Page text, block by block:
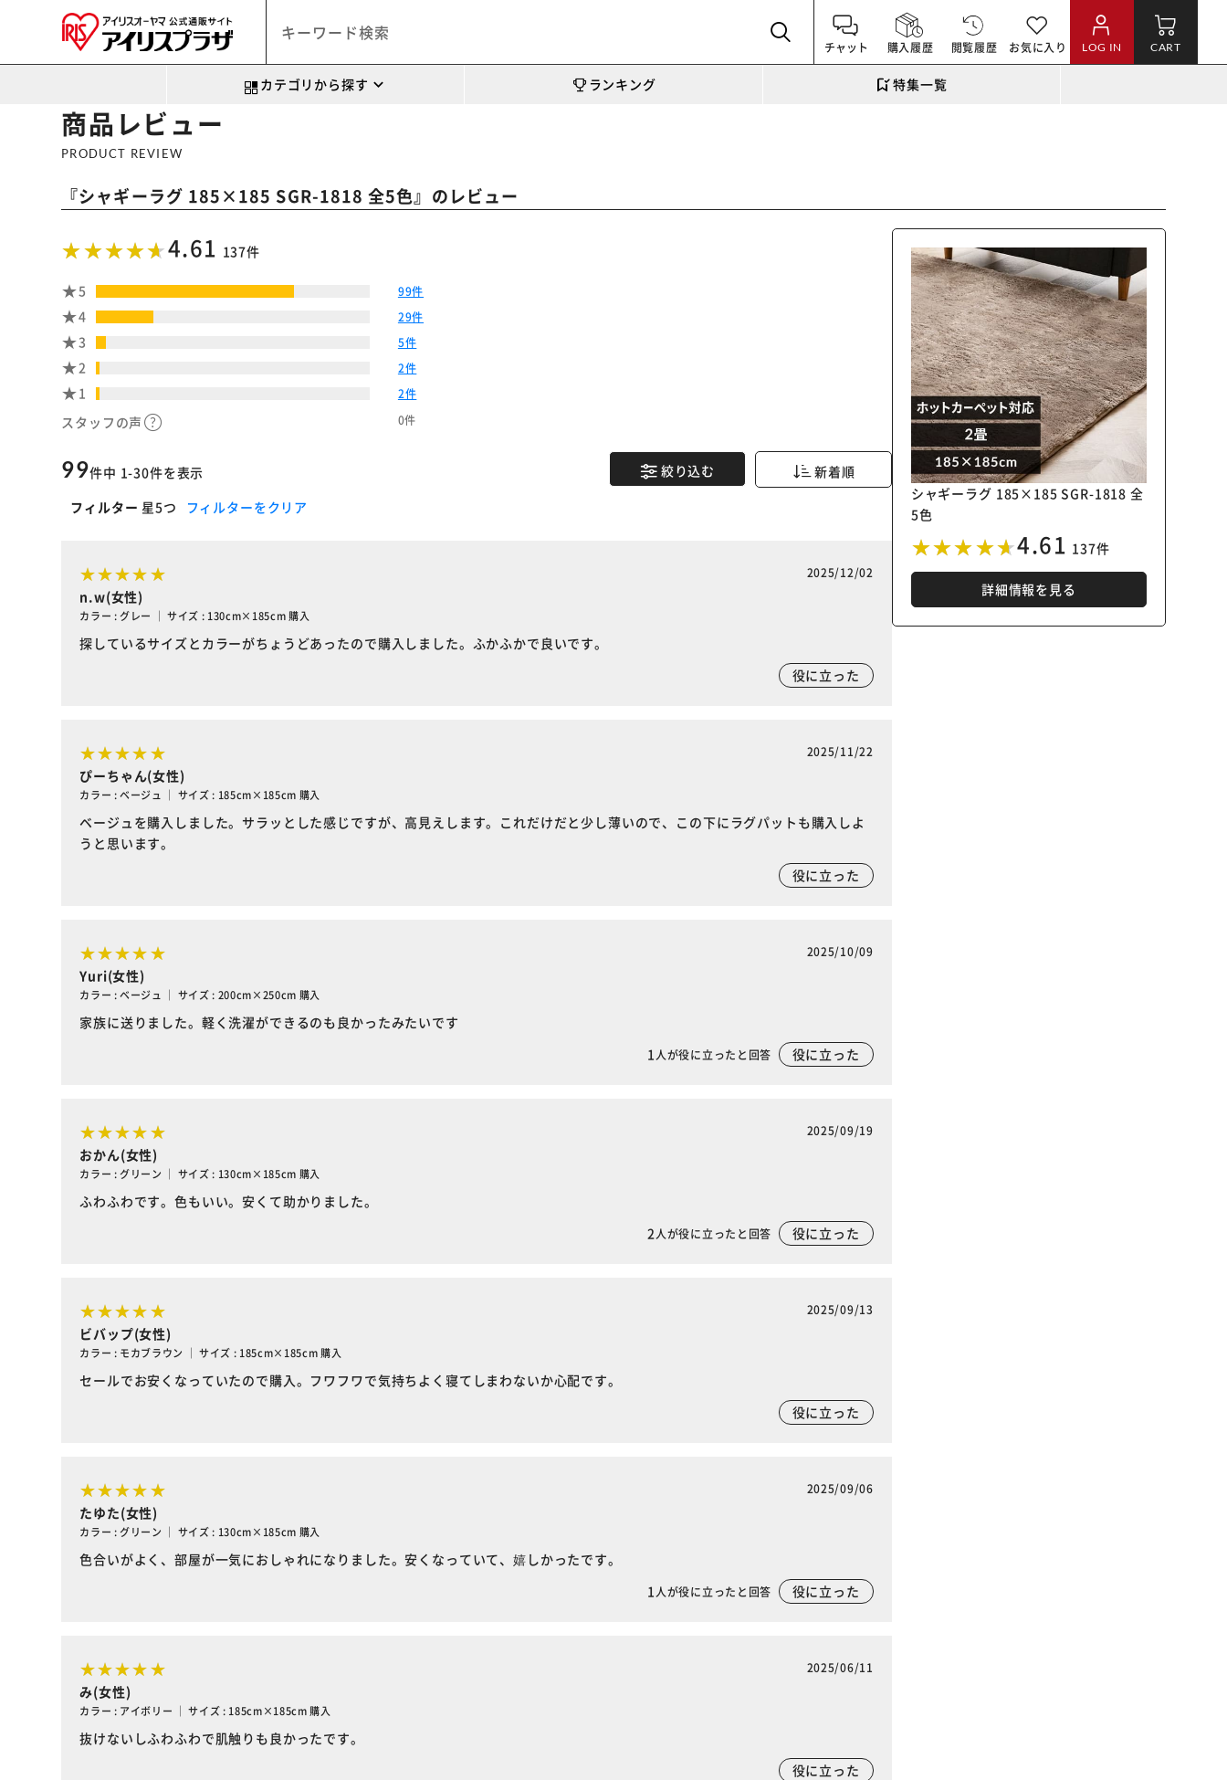
チャット 購入履歴 閲覧履歴 お気に入り LOG IN CART
カテゴリから探す ランキング 特集一覧
商品レビュー
PRODUCT REVIEW
『シャギーラグ 185×185 SGR-1818 全5色』のレビュー
シャギーラグ 185×185 SGR-1818 全
5色
4.61 137件
詳細情報を見る
4.61 137件
5 99件
4 29件
3 5件
2 2件
1 2件
スタッフの声 0件
絞り込む 新着順
99件中 1-30件を表示
フィルター 星5つ フィルターをクリア
2025/12/02
n.w(女性)
カラー : グレー ｜ サイズ : 130cm×185cm 購入
探しているサイズとカラーがちょうどあったので購入しました。ふかふかで良いです。
役に立った
2025/11/22
ぴーちゃん(女性)
カラー : ベージュ ｜ サイズ : 185cm×185cm 購入
ベージュを購入しました。サラッとした感じですが、高見えします。これだけだと少し薄いので、この下にラグパットも購入しよ
うと思います。
役に立った
2025/10/09
Yuri(女性)
カラー : ベージュ ｜ サイズ : 200cm×250cm 購入
家族に送りました。軽く洗濯ができるのも良かったみたいです
1 人が役に立ったと回答 役に立った
2025/09/19
おかん(女性)
カラー : グリーン ｜ サイズ : 130cm×185cm 購入
ふわふわです。色もいい。安くて助かりました。
2人が役に立ったと回答 役に立った
2025/09/13
ビバップ(女性)
カラー : モカブラウン ｜ サイズ : 185cm×185cm 購入
セールでお安くなっていたので購入。フワフワで気持ちよく寝てしまわないか心配です。
役に立った
2025/09/06
たゆた(女性)
カラー : グリーン ｜ サイズ : 130cm×185cm 購入
色合いがよく、部屋が一気におしゃれになりました。安くなっていて、嬉しかったです。
1 人が役に立ったと回答 役に立った
2025/06/11
み(女性)
カラー : アイボリー ｜ サイズ : 185cm×185cm 購入
抜けないしふわふわで肌触りも良かったです。
役に立った